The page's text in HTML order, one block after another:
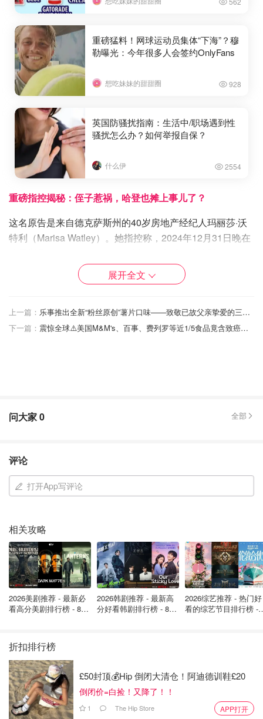
重磅猛料！网球运动员集体“下海”？穆
勒曝光：今年很多人会签约OnlyFans
想吃妹妹的甜甜圈 928
英国防骚扰指南：生活中/职场遇到性
骚扰怎么办？如何举报自保？
什么伊 2554
重磅指控揭秘：侄子惹祸，哈登也摊上事儿了？
这名原告是来自德克萨斯州的40岁房地产经纪人玛丽莎·沃
特利（Marisa Watley）。她指控称，2024年12月31日晚在
克·杰尔克斯（Arnique Jelks）的儿子贾斯蒂斯·阿玛尼·布莱
克本（Justice Armani Blackburn）强奸。
虽然只有布莱克本被直接指控性侵，但身为NBA明星的哈登
也在这份诉状中被点名。诉状称，哈登的安保团队明知多名
展开全文
上一篇：
乐事推出全新“粉丝原创”薯片口味——致敬已故父亲挚爱的三明治！
下一篇：
震惊全球⚠️美国M&M's、百事、费列罗等近1/5食品竟含致癌色素！儿童零食成重灾区
问大家0 全部
评论
打开App写评论
相关攻略
2026美剧推荐 - 最新必
看高分美剧排行榜 - 8月
2026韩剧推荐 - 最新高
分好看韩剧排行榜 - 8月
2026综艺推荐 - 热门好
看的综艺节目排行榜 -
折扣排行榜
£50封顶💰Hip 倒闭大清仓！阿迪德训鞋£20
倒闭价=白捡！又降了！！
1 The Hip Store APP打开